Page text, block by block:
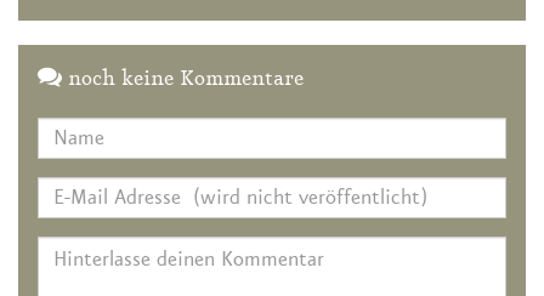
noch keine Kommentare